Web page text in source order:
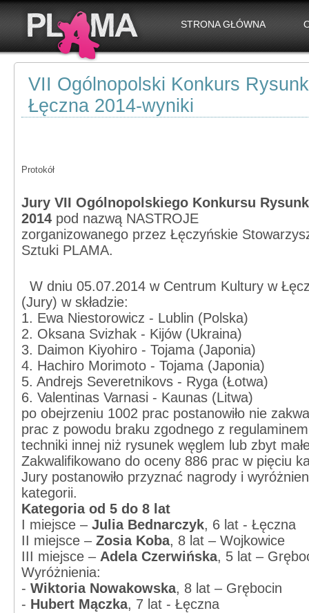
STRONA GŁÓWNA
VII Ogólnopolski Konkurs
Łęczna 2014-wyniki
Protokół
Jury VII Ogólnopolskiego Konkursu
2014 pod nazwą NASTROJE
zorganizowanego przez Łęczyńskie
Sztuki PLAMA.
W dniu 05.07.2014 w Centrum Kultury w
(Jury) w składzie:
1. Ewa Niestorowicz - Lublin (Polska)
2. Oksana Svizhak - Kijów (Ukraina)
3. Daimon Kiyohiro - Tojama (Japonia)
4. Hachiro Morimoto - Tojama (Japonia)
5. Andrejs Severetnikovs - Ryga (Łotwa)
6. Valentinas Varnasi - Kaunas (Litwa)
po obejrzeniu 1002 prac postanowiło nie
prac z powodu braku zgodnego z
techniki innej niż rysunek węglem lub zbyt
Zakwalifikowano do oceny 886 prac w pięciu
Jury postanowiło przyznać nagrody i
kategorii.
Kategoria od 5 do 8 lat
I miejsce – Julia Bednarczyk, 6 lat - Łęczna
II miejsce – Zosia Koba, 8 lat – Wojkowice
III miejsce – Adela Czerwińska, 5 lat –
Wyróżnienia:
- Wiktoria Nowakowska, 8 lat – Grębocin
- Hubert Mączka, 7 lat - Łęczna